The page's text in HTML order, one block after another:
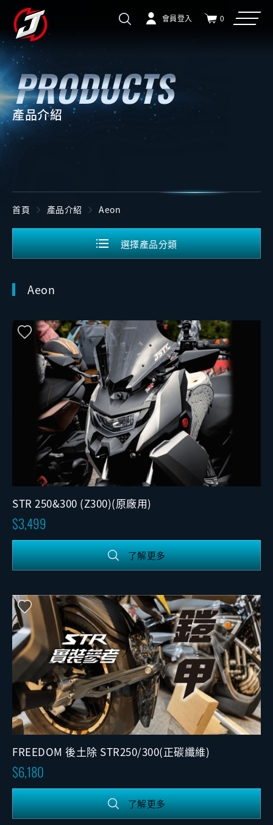
會員登入 0
產品介紹
首頁 產品介紹 Aeon
選擇產品分類
Aeon
STR 250&300 (Z300)(原廠用)
3,499
了解更多
FREEDOM 後土除 STR250/300(正碳纖維)
6,180
了解更多